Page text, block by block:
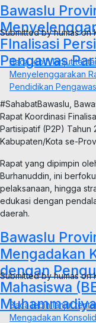
Bawaslu
FInalisasi
Pengawas
Submitted byhumason
Baca lebih lanjut
Menyelenggarakan
Pendidikan
#SahabatBawaslu,
Rapat Koordinasi
Partisipatif (P2P) Tahun
Kabupaten/Kota se-
Rapat yang dipimpin
Burhanuddin, ini
pelaksanaan, hingga
edukasi dengan
daerah.
Bawaslu
Mengadakan
dengan
Mahasiswa
Submitted byhumason
Baca lebih lanjut
Mengadakan